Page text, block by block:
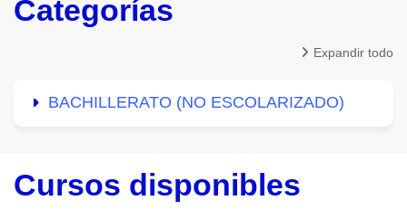
Categorías
Expandir todo
BACHILLERATO (NO ESCOLARIZADO)
Cursos disponibles